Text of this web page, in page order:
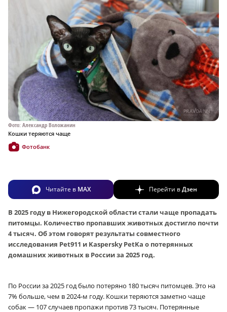
Фото: Александр Воложанин
Кошки теряются чаще
Фотобанк
Читайте в MAX Перейти вДзен
В 2025 году в Нижегородской области стали чаще пропадать
питомцы. Количество пропавших животных достигло почти
4 тысяч. Об этом говорят результаты совместного
исследования Pet911 и Kaspersky PetKa о потерянных
домашних животных в России за 2025 год.
По России за 2025 год было потеряно 180 тысяч питомцев. Это на
7% больше, чем в 2024‑м году. Кошки теряются заметно чаще
собак — 107 случаев пропажи против 73 тысяч. Потерянные